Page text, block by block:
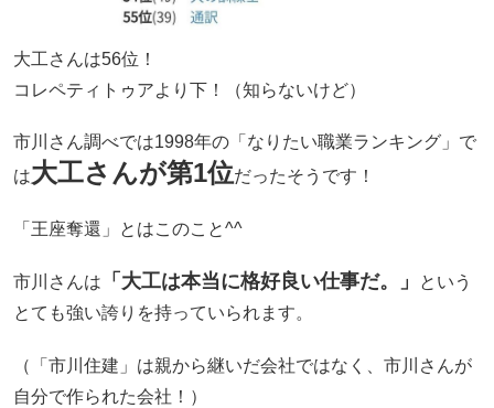
大工さんは56位！
コレペティトゥアより下！（知らないけど）
市川さん調べでは1998年の「なりたい職業ランキング」で
は大工さんが第1位だったそうです！
「王座奪還」とはこのこと^^
市川さんは 「大工は本当に格好良い仕事だ。」
という
とても強い誇りを持っていられます。
（「市川住建」は親から継いだ会社ではなく、市川さんが
自分で作られた会社！）